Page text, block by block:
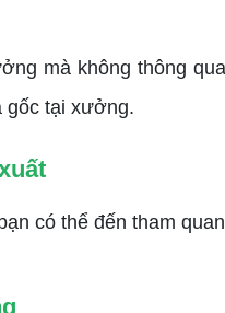
mà không thông
gốc tại xưởng.
có thể đến tham